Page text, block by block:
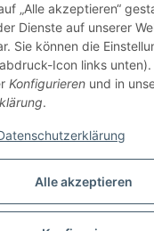
Alle akzeptieren
„Alle akzeptieren“
Dienste auf unserer
Sie können die
Icon links unten).
Konfigurieren und in
.